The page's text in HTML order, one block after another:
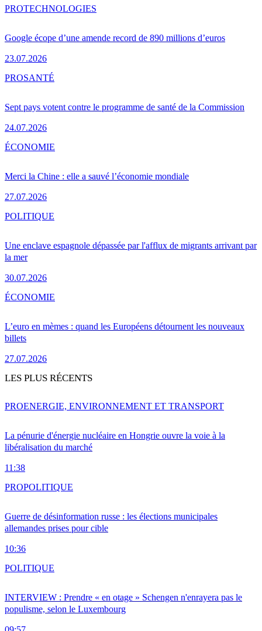
Google écope d’une amende record de 890 millions d’euros
23.07.2026
PROTECHNOLOGIES
Sept pays votent contre le programme de santé de la Commission
24.07.2026
PROSANTÉ
Merci la Chine : elle a sauvé l’économie mondiale
27.07.2026
ÉCONOMIE
Une enclave espagnole dépassée par l'afflux de migrants arrivant par
la mer
30.07.2026
POLITIQUE
L’euro en mèmes : quand les Européens détournent les nouveaux
billets
27.07.2026
ÉCONOMIE
LES PLUS RÉCENTS
La pénurie d'énergie nucléaire en Hongrie ouvre la voie à la
libéralisation du marché
11:38
PROENERGIE, ENVIRONNEMENT ET TRANSPORT
Guerre de désinformation russe : les élections municipales
allemandes prises pour cible
10:36
PROPOLITIQUE
INTERVIEW : Prendre « en otage » Schengen n'enrayera pas le
populisme, selon le Luxembourg
POLITIQUE